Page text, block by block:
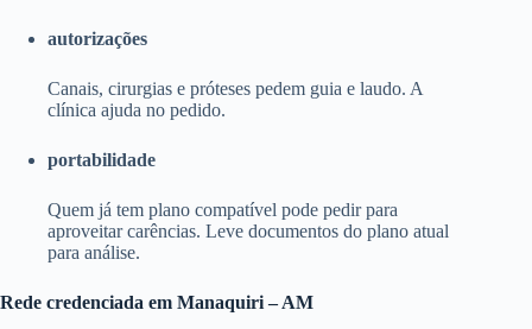
autorizações
Canais, cirurgias e próteses pedem guia e laudo. A
clínica ajuda no pedido.
portabilidade
Quem já tem plano compatível pode pedir para
aproveitar carências. Leve documentos do plano atual
para análise.
Rede credenciada em Manaquiri – AM